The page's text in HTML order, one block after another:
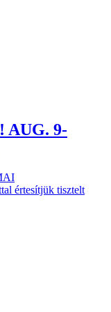
AUG. 9-
értesítjük tisztelt